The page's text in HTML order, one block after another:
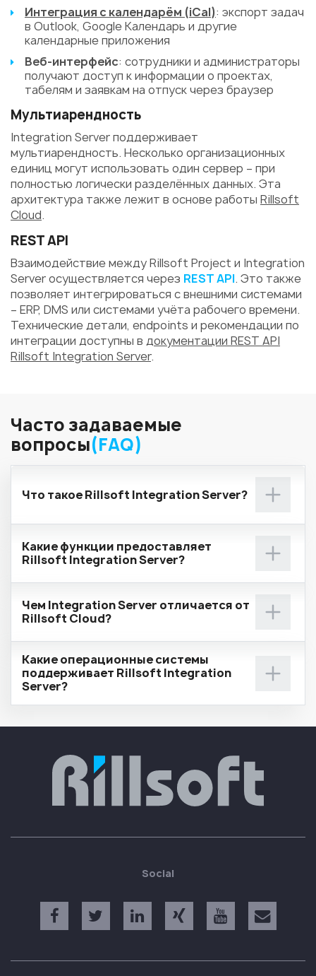
Интеграция с календарём (iCal): экспорт задач
в Outlook, Google Календарь и другие
календарные приложения
Веб-интерфейс: сотрудники и администраторы
получают доступ к информации о проектах,
табелям и заявкам на отпуск через браузер
Мультиарендность
Integration Server поддерживает
мультиарендность. Несколько организационных
единиц могут использовать один сервер – при
полностью логически разделённых данных. Эта
архитектура также лежит в основе работы Rillsoft
Cloud.
REST API
Взаимодействие между Rillsoft Project и Integration
Server осуществляется через REST API. Это также
позволяет интегрироваться с внешними системами
– ERP, DMS или системами учёта рабочего времени.
Технические детали, endpoints и рекомендации по
интеграции доступны в документации REST API
Rillsoft Integration Server.
Часто задаваемые
вопросы(FAQ)
Что такое Rillsoft Integration Server?
Какие функции предоставляет
Rillsoft Integration Server?
Чем Integration Server отличается от
Rillsoft Cloud?
Какие операционные системы
поддерживает Rillsoft Integration
Server?
Social